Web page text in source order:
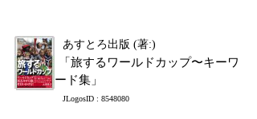
あすとろ出版 (著:)
「旅するワールドカップ〜キーワ
ード集」
JLogosID : 8548080